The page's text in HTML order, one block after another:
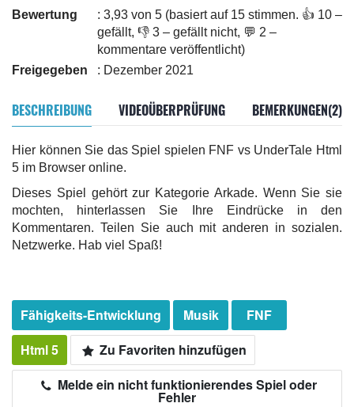
Bewertung
: 3,93 von 5 (basiert auf 15 stimmen. 👍 10 –
gefällt, 👎 3 – gefällt nicht, 💬 2 –
kommentare veröffentlicht)
Freigegeben
: Dezember 2021
BESCHREIBUNG VIDEOÜBERPRÜFUNG BEMERKUNGEN(2)
Hier können Sie das Spiel spielen FNF vs UnderTale Html
5 im Browser online.
Dieses Spiel gehört zur Kategorie Arkade. Wenn Sie sie
mochten, hinterlassen Sie Ihre Eindrücke in den
Kommentaren. Teilen Sie auch mit anderen in sozialen.
Netzwerke. Hab viel Spaß!
Fähigkeits-Entwicklung Musik
FNF
Html 5
Zu Favoriten hinzufügen
Melde ein nicht funktionierendes Spiel oder
Fehler